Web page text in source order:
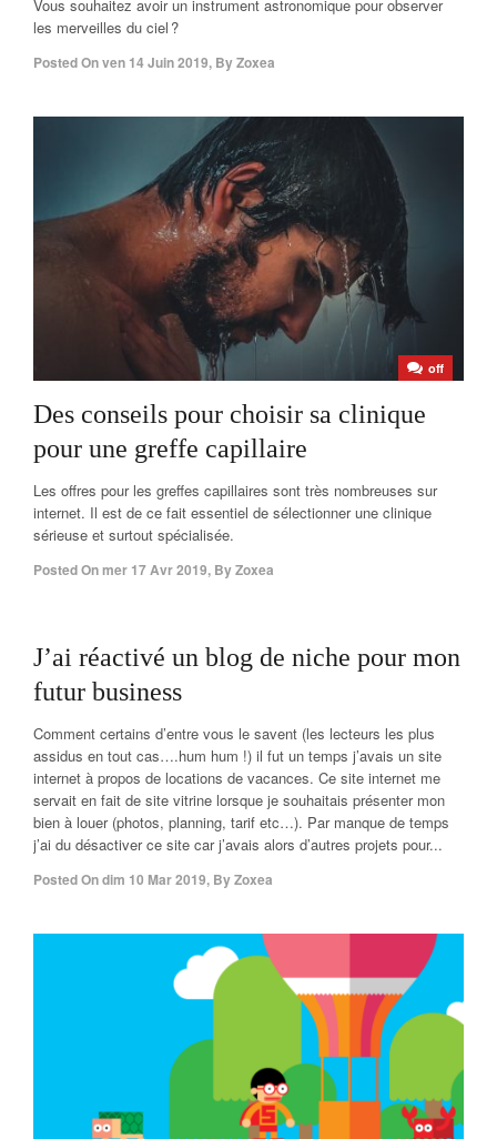
Vous souhaitez avoir un instrument astronomique pour observer
les merveilles du ciel ?
Posted Onven 14 Juin 2019, ByZoxea
off
Des conseils pour choisir sa clinique
pour une greffe capillaire
Les offres pour les greffes capillaires sont très nombreuses sur
internet. Il est de ce fait essentiel de sélectionner une clinique
sérieuse et surtout spécialisée.
Posted Onmer 17 Avr 2019, ByZoxea
J’ai réactivé un blog de niche pour mon
futur business
Comment certains d’entre vous le savent (les lecteurs les plus
assidus en tout cas….hum hum !) il fut un temps j’avais un site
internet à propos de locations de vacances. Ce site internet me
servait en fait de site vitrine lorsque je souhaitais présenter mon
bien à louer (photos, planning, tarif etc…). Par manque de temps
j’ai du désactiver ce site car j’avais alors d’autres projets pour...
Posted Ondim 10 Mar 2019, ByZoxea